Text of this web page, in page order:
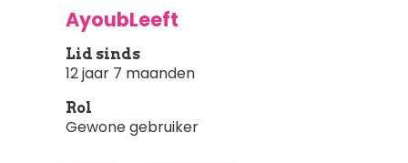
AyoubLeeft
Lid sinds
12 jaar 7 maanden
Rol
Gewone gebruiker